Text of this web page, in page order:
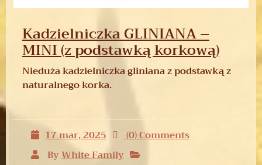
Kadzielniczka GLINIANA –
MINI (z podstawką korkową)
Nieduża kadzielniczka gliniana z podstawką z
naturalnego korka.
17 mar, 2025
(0) Comments
ByWhite Family